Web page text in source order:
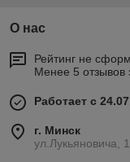
О нас
Рейтинг не
Менее 5 отзывов
Работает с
г. Минск
ул.Лукьяновича,